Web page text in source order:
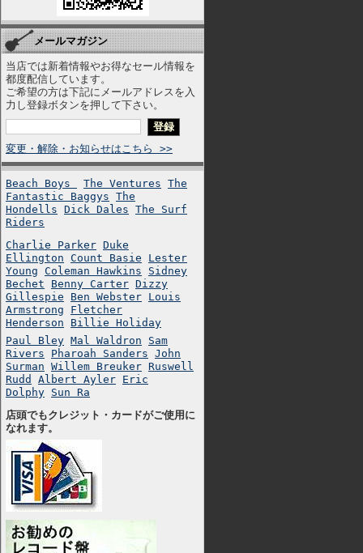
メールマガジン
当店では新着情報やお得なセール情報を
都度配信しています。
ご希望の方は下記にメールアドレスを入
力し登録ボタンを押して下さい。
変更・解除・お知らせはこちら >>
Beach Boys The Ventures The
Fantastic Baggys The
Hondells Dick Dales The Surf
Riders
Charlie Parker Duke
Ellington Count Basie
Lester
Young Coleman Hawkins
Sidney
Bechet
Benny Carter Dizzy
Gillespie
Ben Webster Louis
Armstrong
Fletcher
Henderson
Billie Holiday
Paul Bley Mal Waldron
Sam
Rivers
Pharoah Sanders John
Surman Willem Breuker Ruswell
Rudd
Albert Ayler Eric
Dolphy Sun Ra
店頭でもクレジット・カードがご使用に
なれます。